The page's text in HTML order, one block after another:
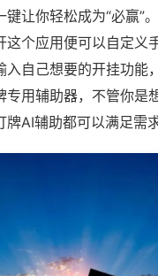
键让你轻松成为“必赢”
这个应用便可以自定义
入自己想要的开挂功能
专用辅助器，不管你是
AI辅助都可以满足需求